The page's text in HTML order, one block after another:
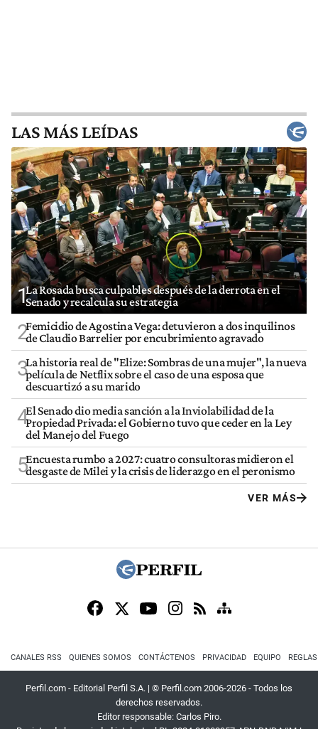
LAS MÁS LEÍDAS
1La Rosada busca culpables después de la derrota en el
Senado y recalcula su estrategia
2Femicidio de Agostina Vega: detuvieron a dos inquilinos
de Claudio Barrelier por encubrimiento agravado
3La historia real de "Elize: Sombras de una mujer", la nueva
película de Netflix sobre el caso de una esposa que
descuartizó a su marido
4El Senado dio media sanción a la Inviolabilidad de la
Propiedad Privada: el Gobierno tuvo que ceder en la Ley
del Manejo del Fuego
5Encuesta rumbo a 2027: cuatro consultoras midieron el
desgaste de Milei y la crisis de liderazgo en el peronismo
VER MÁS
CANALES RSS QUIENES SOMOS CONTÁCTENOS PRIVACIDAD EQUIPO
Perfil.com - Editorial Perfil S.A. | © Perfil.com 2006-2026 - Todos los
derechos reservados.
Editor responsable: Carlos Piro.